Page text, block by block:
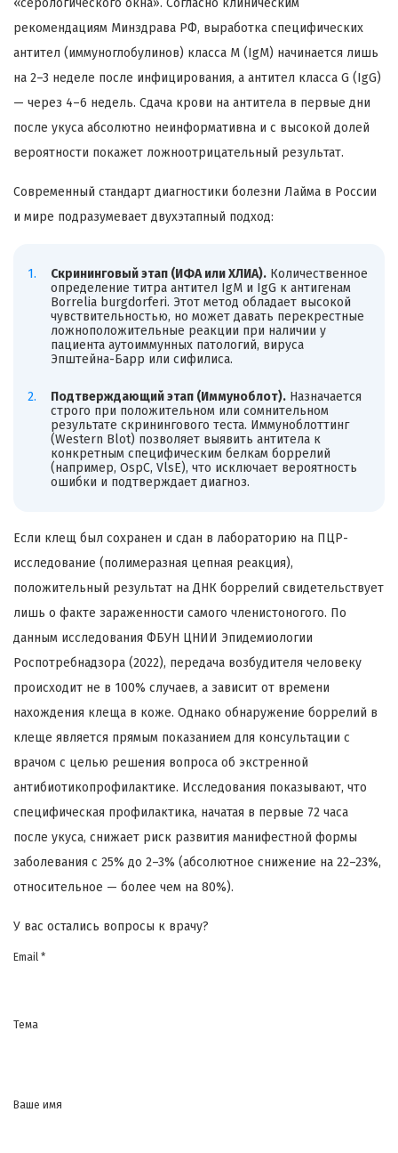
«серологического окна». Согласно клиническим
рекомендациям Минздрава РФ, выработка специфических
антител (иммуноглобулинов) класса M (IgM) начинается лишь
на 2–3 неделе после инфицирования, а антител класса G (IgG)
— через 4–6 недель. Сдача крови на антитела в первые дни
после укуса абсолютно неинформативна и с высокой долей
вероятности покажет ложноотрицательный результат.
Современный стандарт диагностики болезни Лайма в России
и мире подразумевает двухэтапный подход:
Скрининговый этап (ИФА или ХЛИА).Количественное
определение титра антител IgM и IgG к антигенам
Borrelia burgdorferi. Этот метод обладает высокой
чувствительностью, но может давать перекрестные
ложноположительные реакции при наличии у
пациента аутоиммунных патологий, вируса
Эпштейна-Барр или сифилиса.
Подтверждающий этап (Иммуноблот).Назначается
строго при положительном или сомнительном
результате скринингового теста. Иммуноблоттинг
(Western Blot) позволяет выявить антитела к
конкретным специфическим белкам боррелий
(например, OspC, VlsE), что исключает вероятность
ошибки и подтверждает диагноз.
Если клещ был сохранен и сдан в лабораторию на ПЦР-
исследование (полимеразная цепная реакция),
положительный результат на ДНК боррелий свидетельствует
лишь о факте зараженности самого членистоногого. По
данным исследования ФБУН ЦНИИ Эпидемиологии
Роспотребнадзора (2022), передача возбудителя человеку
происходит не в 100% случаев, а зависит от времени
нахождения клеща в коже. Однако обнаружение боррелий в
клеще является прямым показанием для консультации с
врачом с целью решения вопроса об экстренной
антибиотикопрофилактике. Исследования показывают, что
специфическая профилактика, начатая в первые 72 часа
после укуса, снижает риск развития манифестной формы
заболевания с 25% до 2–3% (абсолютное снижение на 22–23%,
относительное — более чем на 80%).
У вас остались вопросы к врачу?
Email *
Тема
Ваше имя